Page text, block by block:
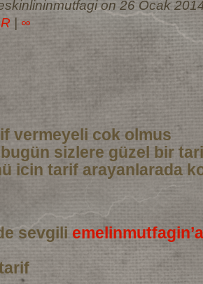
on 26 Ocak
∞
vermeyeli cok olmus
sizlere güzel bir
icin tarif arayanlarada
sevgiliemelinmutfagin’a